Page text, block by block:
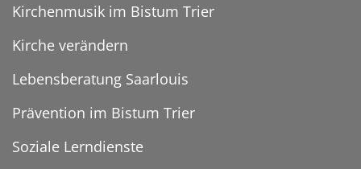
Kirchenmusik im Bistum Trier
Kirche verändern
Lebensberatung Saarlouis
Prävention im Bistum Trier
Soziale Lerndienste